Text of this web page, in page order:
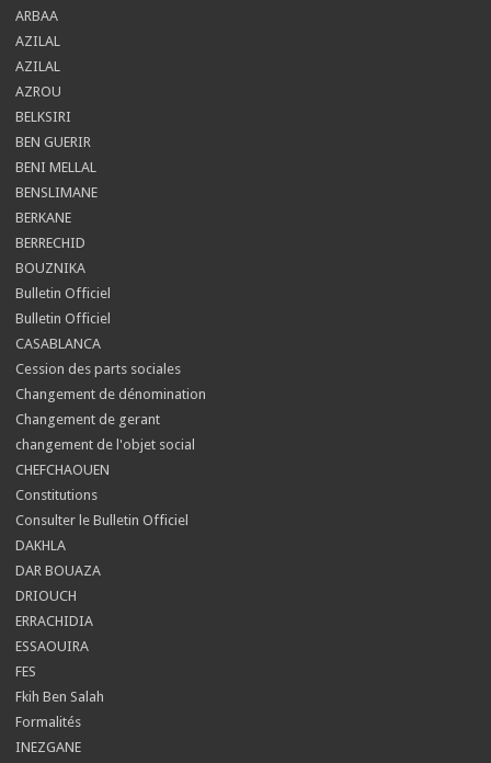
ARBAA
AZILAL
AZILAL
AZROU
BELKSIRI
BEN GUERIR
BENI MELLAL
BENSLIMANE
BERKANE
BERRECHID
BOUZNIKA
Bulletin Officiel
Bulletin Officiel
CASABLANCA
Cession des parts sociales
Changement de dénomination
Changement de gerant
changement de l'objet social
CHEFCHAOUEN
Constitutions
Consulter le Bulletin Officiel
DAKHLA
DAR BOUAZA
DRIOUCH
ERRACHIDIA
ESSAOUIRA
FES
Fkih Ben Salah
Formalités
INEZGANE